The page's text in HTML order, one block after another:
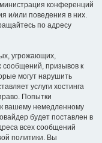
конференций
и/или поведения в них.
по адресу
угрожающих,
сообщений, призывов к
могут нарушить
услуги хостинга
Попытки
вашему немедленному
будет поставлен в
всех сообщений
политики. Вы